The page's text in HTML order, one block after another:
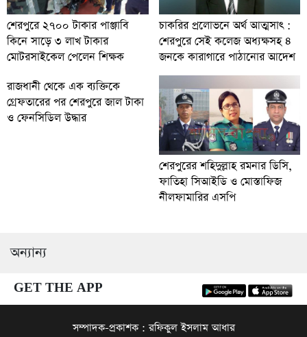
শেরপুরে ২৭০০ টাকার পাঞ্জাবি
কিনে সাড়ে ৩ লাখ টাকার
মোটরসাইকেল পেলেন শিক্ষক
চাকরির প্রলোভনে অর্থ আত্মসাৎ :
শেরপুরে সেই কলেজ অধ্যক্ষসহ ৪
জনকে কারাগারে পাঠানোর আদেশ
রাজধানী থেকে এক ব্যক্তিকে
গ্রেফতারের পর শেরপুরে জাল টাকা
ও ফেনসিডিল উদ্ধার
শেরপুরের শহিদুল্লাহ রমনার ডিসি,
ফাতিহা সিআইডি ও মোস্তাফিজ
নীলফামারির এসপি
অন্যান্য
GET THE APP
সম্পাদক-প্রকাশক : রফিকুল ইসলাম আধার